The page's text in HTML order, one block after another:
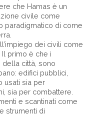
che Hamas è un
civile come
paradigmatico di come
dei civili come
primo è che i
della città, sono
edifici pubblici,
usati sia per
sia per combattere.
e scantinati come
strumenti di